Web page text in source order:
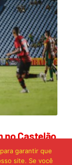
no Castelão
garantir que
site. Se você